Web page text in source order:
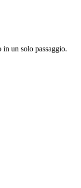
un solo passaggio.